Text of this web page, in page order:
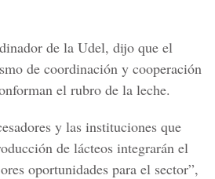
de la Udel, dijo que el
de coordinación y cooperación
el rubro de la leche.
y las instituciones que
de lácteos integrarán el
oportunidades para el sector”,